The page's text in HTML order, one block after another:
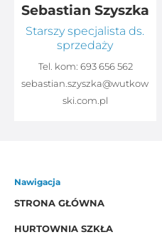
Sebastian Szyszka
Starszy specjalista ds.
sprzedaży
Tel. kom: 693 656 562
sebastian.szyszka@wutkow
ski.com.pl
Nawigacja
STRONA GŁÓWNA
HURTOWNIA SZKŁA